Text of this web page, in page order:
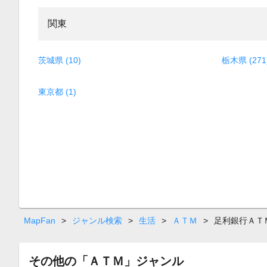
関東
茨城県 (10) 栃木県
東京都 (1)
MapFan > ジャンル検索 > 生活 > ＡＴＭ > 足利銀行ＡＴ
その他の「ＡＴＭ」ジャンル